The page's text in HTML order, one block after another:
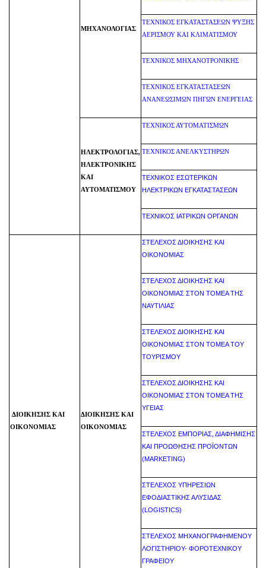
ΜΗΧΑΝΟΛΟΓΙΑΣ
ΤΕΧΝΙΚΟΣ ΕΓΚΑΤΑΣΤΑΣΕΩΝ ΨΥΞΗΣ
ΑΕΡΙΣΜΟΥ ΚΑΙ ΚΛΙΜΑΤΙΣΜΟΥ
ΤΕΧΝΙΚΟΣ ΜΗΧΑΝΟΤΡΟΝΙΚΗΣ
ΤΕΧΝΙΚΟΣ ΕΓΚΑΤΑΣΤΑΣΕΩΝ
ΑΝΑΝΕΩΣΙΜΩΝ ΠΗΓΩΝ ΕΝΕΡΓΕΙΑΣ
ΗΛΕΚΤΡΟΛΟΓΙΑΣ,
ΗΛΕΚΤΡΟΝΙΚΗΣ
ΚΑΙ
ΑΥΤΟΜΑΤΙΣΜΟΥ
ΤΕΧΝΙΚΟΣ ΑΥΤΟΜΑΤΙΣΜΩΝ
ΤΕΧΝΙΚΟΣ ΑΝΕΛΚΥΣΤΗΡΩΝ
ΤΕΧΝΙΚΟΣ ΕΣΩΤΕΡΙΚΩΝ
ΗΛΕΚΤΡΙΚΩΝ ΕΓΚΑΤΑΣΤΑΣΕΩΝ
ΤΕΧΝΙΚΟΣ ΙΑΤΡΙΚΩΝ ΟΡΓΑΝΩΝ
ΔΙΟΙΚΗΣΗΣ ΚΑΙ
ΟΙΚΟΝΟΜΙΑΣ
ΔΙΟΙΚΗΣΗΣ ΚΑΙ
ΟΙΚΟΝΟΜΙΑΣ
ΣΤΕΛΕΧΟΣ ΔΙΟΙΚΗΣΗΣ ΚΑΙ
ΟΙΚΟΝΟΜΙΑΣ
ΣΤΕΛΕΧΟΣ ΔΙΟΙΚΗΣΗΣ ΚΑΙ
ΟΙΚΟΝΟΜΙΑΣ ΣΤΟΝ ΤΟΜΕΑ ΤΗΣ
ΝΑΥΤΙΛΙΑΣ
ΣΤΕΛΕΧΟΣ ΔΙΟΙΚΗΣΗΣ ΚΑΙ
ΟΙΚΟΝΟΜΙΑΣ ΣΤΟΝ ΤΟΜΕΑ ΤΟΥ
ΤΟΥΡΙΣΜΟΥ
ΣΤΕΛΕΧΟΣ ΔΙΟΙΚΗΣΗΣ ΚΑΙ
ΟΙΚΟΝΟΜΙΑΣ ΣΤΟΝ ΤΟΜΕΑ ΤΗΣ
ΥΓΕΙΑΣ
ΣΤΕΛΕΧΟΣ ΕΜΠΟΡΙΑΣ, ΔΙΑΦΗΜΙΣΗΣ
ΚΑΙ ΠΡΟΩΘΗΣΗΣ ΠΡΟΪΟΝΤΩΝ
(MARKETING)
ΣΤΕΛΕΧΟΣ ΥΠΗΡΕΣΙΩΝ
ΕΦΟΔΙΑΣΤΙΚΗΣ ΑΛΥΣΙΔΑΣ
(LOGISTICS)
ΣΤΕΛΕΧΟΣ ΜΗΧΑΝΟΓΡΑΦΗΜΕΝΟΥ
ΛΟΓΙΣΤΗΡΙΟΥ- ΦΟΡΟΤΕΧΝΙΚΟΥ
ΓΡΑΦΕΙΟΥ